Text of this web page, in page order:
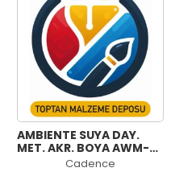
AMBIENTE SUYA DAY.
MET. AKR. BOYA AWM-
06 GÜMÜŞ 250ML +
Cadence